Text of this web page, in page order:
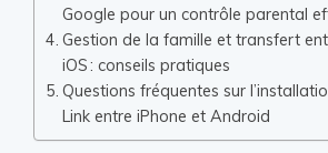
Google pour un contrôle parental
Gestion de la famille et transfert
iOS : conseils pratiques
Questions fréquentes sur
Link entre iPhone et Android